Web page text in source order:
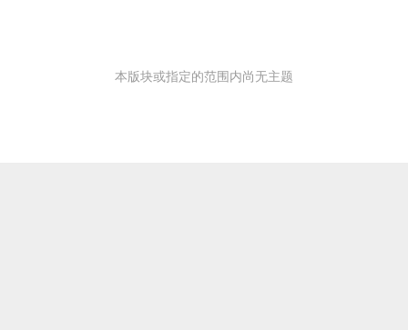
本版块或指定的范围内尚无主题